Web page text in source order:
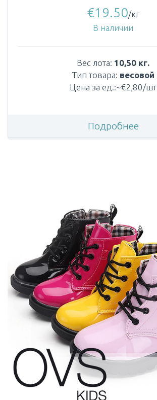
€19.50/кг
В наличии
Вес лота: 10,50 кг.
Тип товара: весовой
Цена за ед.:~€2,80/шт
Подробнее